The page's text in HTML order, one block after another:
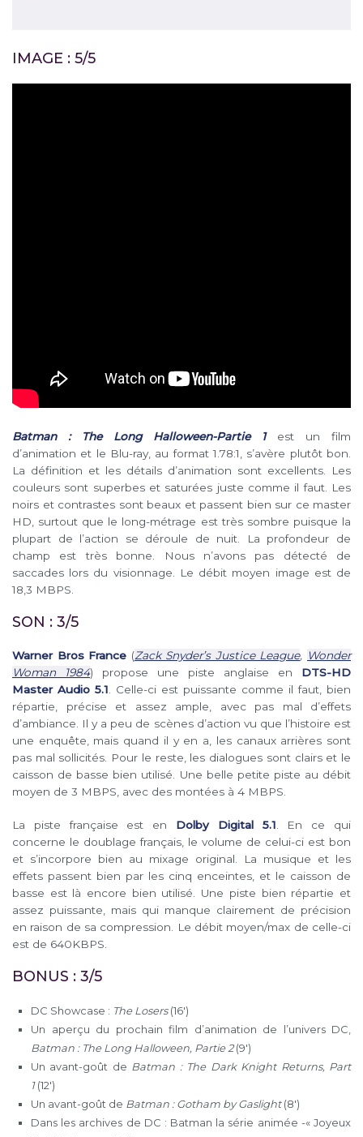
IMAGE : 5/5
Batman : The Long Halloween-Partie 1est un film
d’animation et le Blu-ray, au format 1.78:1, s’avère plutôt bon.
La définition et les détails d’animation sont excellents. Les
couleurs sont superbes et saturées juste comme il faut. Les
noirs et contrastes sont beaux et passent bien sur ce master
HD, surtout que le long-métrage est très sombre puisque la
plupart de l’action se déroule de nuit. La profondeur de
champ est très bonne. Nous n’avons pas détecté de
saccades lors du visionnage. Le débit moyen image est de
18,3 MBPS.
SON : 3/5
Warner Bros France (Zack Snyder’s Justice League, Wonder
Woman 1984) propose une piste anglaise en DTS-HD
Master Audio 5.1. Celle-ci est puissante comme il faut, bien
répartie, précise et assez ample, avec pas mal d’effets
d’ambiance. Il y a peu de scènes d’action vu que l’histoire est
une enquête, mais quand il y en a, les canaux arrières sont
pas mal sollicités. Pour le reste, les dialogues sont clairs et le
caisson de basse bien utilisé. Une belle petite piste au débit
moyen de 3 MBPS, avec des montées à 4 MBPS.
La piste française est en Dolby Digital 5.1 . En ce qui
concerne le doublage français, le volume de celui-ci est bon
et s’incorpore bien au mixage original. La musique et les
effets passent bien par les cinq enceintes, et le caisson de
basse est là encore bien utilisé. Une piste bien répartie et
assez puissante, mais qui manque clairement de précision
en raison de sa compression. Le débit moyen/max de celle-ci
est de 640KBPS.
BONUS : 3/5
DC Showcase : The Losers(16′)
Un aperçu du prochain film d’animation de l’univers DC,
Batman : The Long Halloween, Partie 2(9′)
Un avant-goût de Batman : The Dark Knight Returns, Part
1(12′)
Un avant-goût de Batman : Gotham by Gaslight(8′)
Dans les archives de DC : Batman la série animée -« Joyeux